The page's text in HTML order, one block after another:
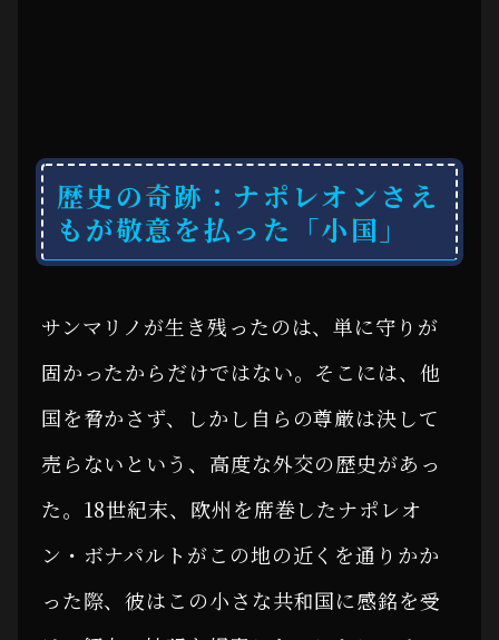
歴史の奇跡：ナポレオンさえ
もが敬意を払った「小国」
サンマリノが生き残ったのは、単に守りが
固かったからだけではない。そこには、他
国を脅かさず、しかし自らの尊厳は決して
売らないという、高度な外交の歴史があっ
た。18世紀末、欧州を席巻したナポレオ
ン・ボナパルトがこの地の近くを通りかか
った際、彼はこの小さな共和国に感銘を受